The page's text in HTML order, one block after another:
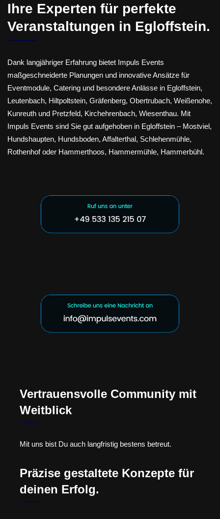
Ihre Experten für perfekte
Veranstaltungen in Egloffstein.
Dank langjähriger Erfahrung bietet Impuls Events
maßgeschneiderte Planungen und innovative Ansätze für
Eventmodule, Catering und besondere Anlässe in Egloffstein,
Leutenbach, Hiltpoltstein, Gräfenberg, Obertrubach, Weißenohe,
Kunreuth und Pretzfeld, Kirchehrenbach, Wiesenthau. Mit
Impuls Events sind Sie gut aufgehoben in Egloffstein – Mostviel,
Hundshaupten, Hundsboden, Affalterthal, Schlehenmühle,
Rothenhof oder Hammerthoos, Hammermühle, Hammerbühl.
Vertrauensvolle Community mit
Weitblick
Mit uns bist Du auch langfristig bestens betreut.
Präzise gestaltete Konzepte für
deinen Erfolg.